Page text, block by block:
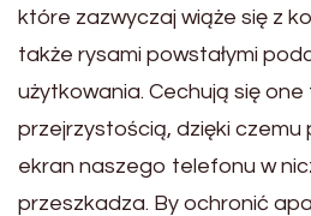
które zazwyczaj wiąże się z
także rysami powstałymi
użytkowania. Cechują się
przejrzystością, dzięki czemu
ekran naszego telefonu w
przeszkadza. By ochronić